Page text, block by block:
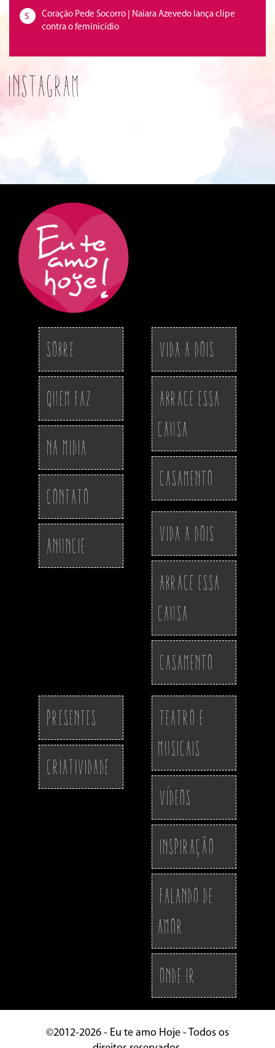
5
Coração Pede Socorro | Naiara Azevedo lança clipe
contra o feminicídio
Instagram
Sobre
Quem Faz
Na Midia
Contato
Anuncie
Vida a Dois
Abrace essa
Causa
Casamento
Vida a Dois
Abrace essa
Causa
Casamento
Presentes
Criatividade
Teatro e
Musicais
Vídeos
Inspiração
Falando de
Amor
Onde ir
©2012-2026 - Eu te amo Hoje - Todos os